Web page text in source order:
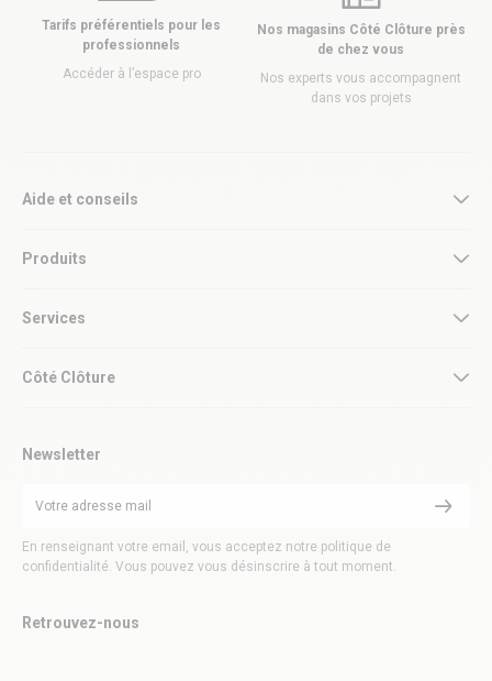
Tarifs préférentiels pour les
professionnels
Accéder à l’espace pro
Nos magasins Côté Clôture près
de chez vous
Nos experts vous accompagnent
dans vos projets
Aide et conseils
Produits
Services
Côté Clôture
Newsletter
En renseignant votre email, vous acceptez notre politique de
confidentialité. Vous pouvez vous désinscrire à tout moment.
Retrouvez-nous